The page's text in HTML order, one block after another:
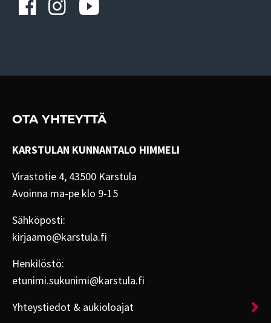
OTA YHTEYTTÄ
KARSTULAN KUNNANTALO HIMMELI
Virastotie 4, 43500 Karstula
Avoinna ma-pe klo 9-15
Sähköposti:
kirjaamo@karstula.fi
Henkilöstö:
etunimi.sukunimi@karstula.fi
Yhteystiedot & aukioloajat